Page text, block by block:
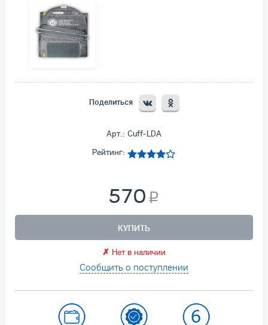
Поделиться
Арт.: Cuff-LDA
Рейтинг:
570
КУПИТЬ
✗ Нет в наличии
Сообщить о поступлении